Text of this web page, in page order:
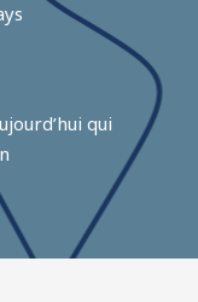
qui